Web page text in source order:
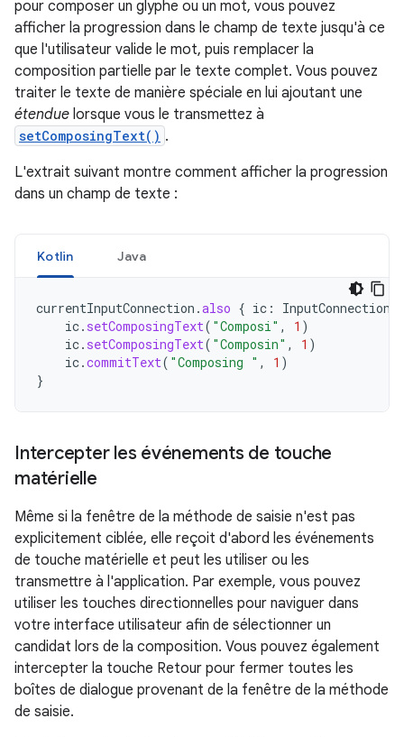
pour composer un glyphe ou un mot, vous pouvez
afficher la progression dans le champ de texte jusqu'à ce
que l'utilisateur valide le mot, puis remplacer la
composition partielle par le texte complet. Vous pouvez
traiter le texte de manière spéciale en lui ajoutant une
étendue lorsque vous le transmettez à
setComposingText() .
L'extrait suivant montre comment afficher la progression
dans un champ de texte :
Kotlin Java
currentInputConnection .also { ic : InputConnection
ic. setComposingText( "Composi" , 1 )
ic. setComposingText( "Composin" , 1 )
ic.commitText( "Composing " , 1 )
}
Intercepter les événements de touche
matérielle
Même si la fenêtre de la méthode de saisie n'est pas
explicitement ciblée, elle reçoit d'abord les événements
de touche matérielle et peut les utiliser ou les
transmettre à l'application. Par exemple, vous pouvez
utiliser les touches directionnelles pour naviguer dans
votre interface utilisateur afin de sélectionner un
candidat lors de la composition. Vous pouvez également
intercepter la touche Retour pour fermer toutes les
boîtes de dialogue provenant de la fenêtre de la méthode
de saisie.